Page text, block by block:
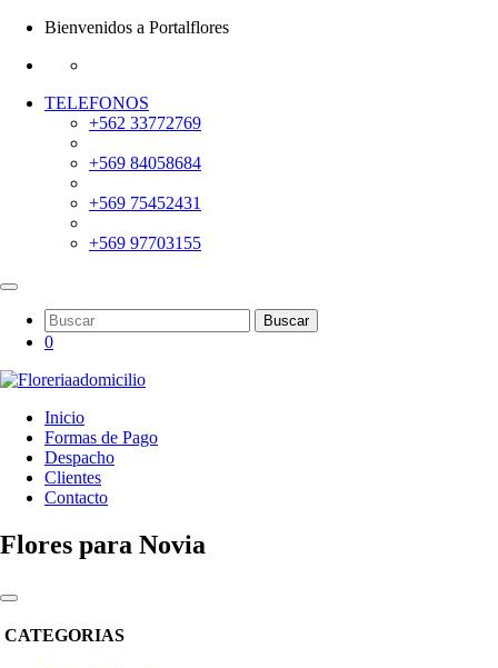
Bienvenidos a Portalflores
TELEFONOS
+562 33772769
+569 84058684
+569 75452431
+569 97703155
Buscar
0
Inicio
Formas de Pago
Despacho
Clientes
Contacto
Flores para Novia
CATEGORIAS